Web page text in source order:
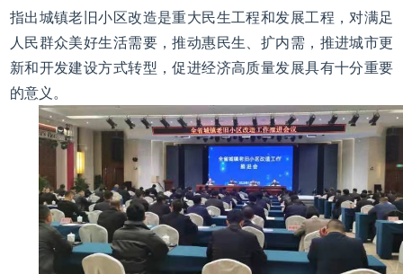
指出城镇老旧小区改造是重大民生工程和发展工程，对满足
人民群众美好生活需要，推动惠民生、扩内需，推进城市更
新和开发建设方式转型，促进经济高质量发展具有十分重要
的意义。